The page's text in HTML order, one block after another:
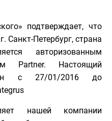
подтверждает, что
Санкт-Петербург, страна
авторизованным
Partner. Настоящий
с 27/01/2016 до
нашей компании